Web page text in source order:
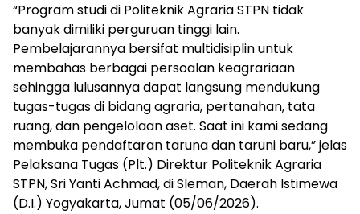
“Program studi di Politeknik Agraria STPN tidak
banyak dimiliki perguruan tinggi lain.
Pembelajarannya bersifat multidisiplin untuk
membahas berbagai persoalan keagrariaan
sehingga lulusannya dapat langsung mendukung
tugas-tugas di bidang agraria, pertanahan, tata
ruang, dan pengelolaan aset. Saat ini kami sedang
membuka pendaftaran taruna dan taruni baru,” jelas
Pelaksana Tugas (Plt.) Direktur Politeknik Agraria
STPN, Sri Yanti Achmad, di Sleman, Daerah Istimewa
(D.I.) Yogyakarta, Jumat (05/06/2026).